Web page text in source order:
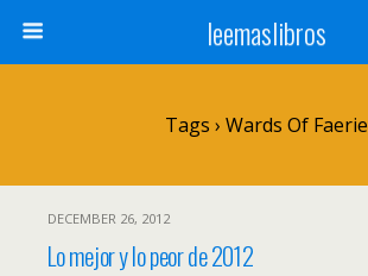
leemaslibros
Tags › Wards Of Faerie
DECEMBER 26, 2012
Lo mejor y lo peor de 2012